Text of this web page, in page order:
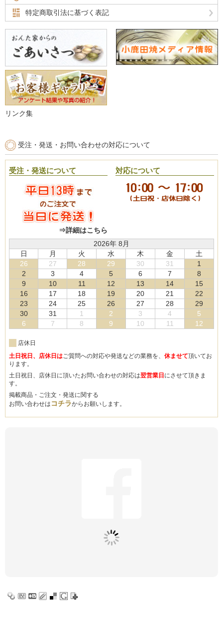
特定商取引法に基づく表記
リンク集
受注・発送・お問い合わせの対応について
受注・発送について
⇒詳細はこちら
対応について
2026年 8月
日
月 火 水 木 金
土
26
27 28 29 30 31
1
2
3 4 5 6 7
8
9
10 11 12 13 14
15
16
17 18 19 20 21
22
23
24 25 26 27 28
29
30
31 1 2 3 4
5
6
7 8 9 10 11 12
店休日
土日祝日、店休日はご質問への対応や発送などの業務を、 休ませて頂いてお
ります。
土日祝日、店休日に頂いたお問い合わせの対応は翌営業日 にさせて頂きま
す。
掲載商品・ご注文・発送に関する
お問い合わせは コチラからお願いします。